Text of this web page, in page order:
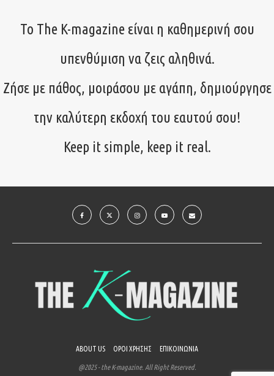
Το The K-magazine είναι η καθημερινή σου
υπενθύμιση να ζεις αληθινά.
Ζήσε με πάθος, μοιράσου με αγάπη, δημιούργησε
την καλύτερη εκδοχή του εαυτού σου!
Keep it simple, keep it real.
ABOUT US ΟΡΟΙ ΧΡΗΣΗΣ ΕΠΙΚΟΙΝΩΝΙΑ
@2025 - the K-magazine. All Right Reserved.